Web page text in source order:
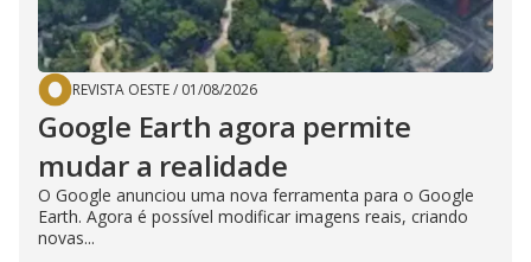
REVISTA OESTE/ 01/08/2026
Google Earth agora permite
mudar a realidade
O Google anunciou uma nova ferramenta para o Google
Earth. Agora é possível modificar imagens reais, criando
novas...